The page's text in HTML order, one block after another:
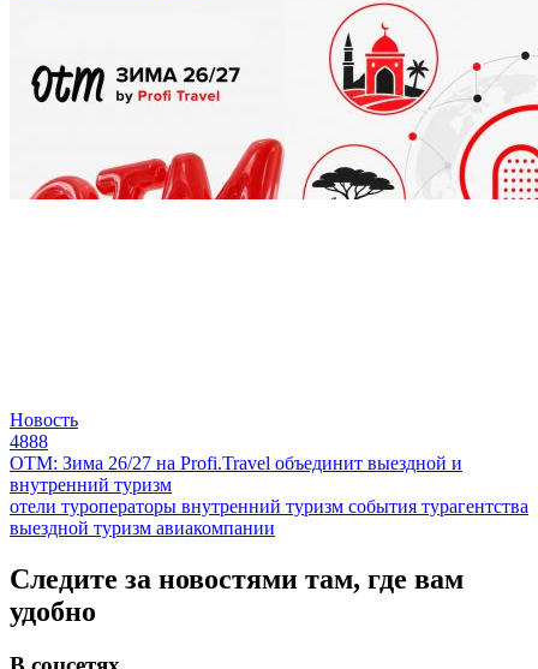
Новость
4888
ОТМ: Зима 26/27 на Profi.Travel объединит выездной и
внутренний туризм
отели туроператоры внутренний туризм события турагентства
выездной туризм авиакомпании
Следите за новостями там, где вам
удобно